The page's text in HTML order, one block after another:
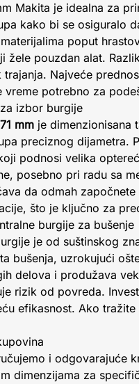
Makita je idealna za
kako bi se osiguralo
poput
žele pouzdan alat.
Najveće
vreme potrebno za
izbor burgije
mm je dimenzionisana
preciznog dijametra.
podnosi velika
posebno pri radu sa
da odmah
što je ključno za
burgije za bušenje
je od suštinskog
bušenja, uzrokujući
delova i produžava
rizik od povreda.
efikasnost. Ako
i odgovarajuće
dimenzijama za